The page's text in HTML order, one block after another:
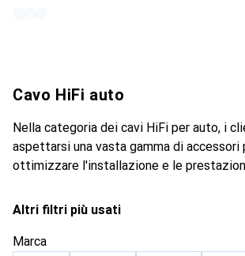
Cavo HiFi auto
Nella categoria dei cavi HiFi per auto, i
aspettarsi una vasta gamma di
ottimizzare l'installazione e le
Altri filtri più usati
Marca